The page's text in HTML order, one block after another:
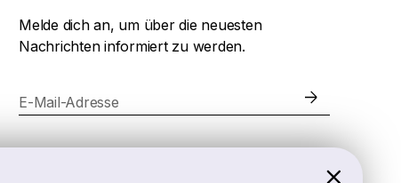
Melde dich an, um über die neuesten
Nachrichten informiert zu werden.
E-Mail-Adresse